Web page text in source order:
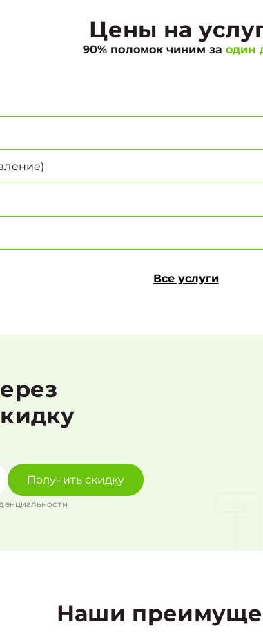
Цены на
90% поломок чиним заодин
Все услуги
Получить скидку
Наши